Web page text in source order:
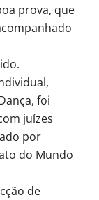
prova, que
foi
juízes
por
do Mundo
de